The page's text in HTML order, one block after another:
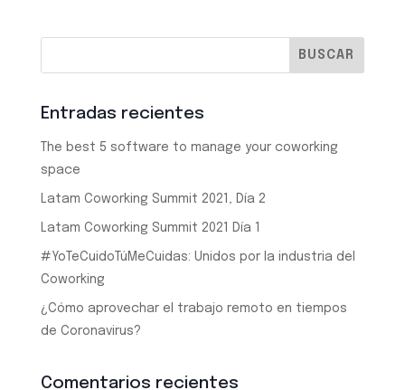
Entradas recientes
The best 5 software to manage your coworking
space
Latam Coworking Summit 2021, Día 2
Latam Coworking Summit 2021 Día 1
#YoTeCuidoTúMeCuidas: Unidos por la industria del
Coworking
¿Cómo aprovechar el trabajo remoto en tiempos
de Coronavirus?
Comentarios recientes